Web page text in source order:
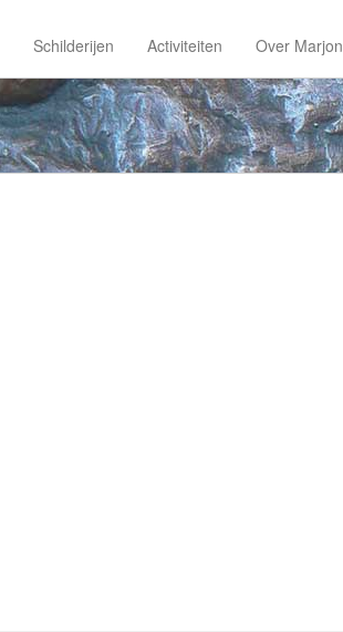
Schilderijen Activiteiten Over Marjon